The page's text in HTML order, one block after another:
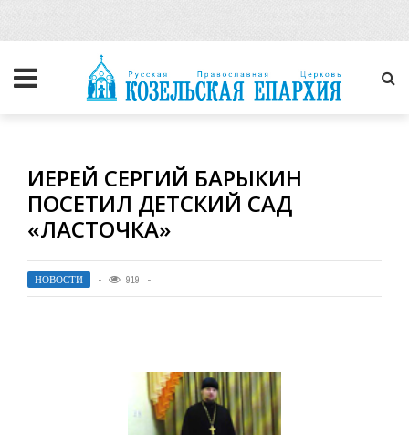
ИЕРЕЙ СЕРГИЙ БАРЫКИН
ПОСЕТИЛ ДЕТСКИЙ САД
«ЛАСТОЧКА»
НОВОСТИ 919